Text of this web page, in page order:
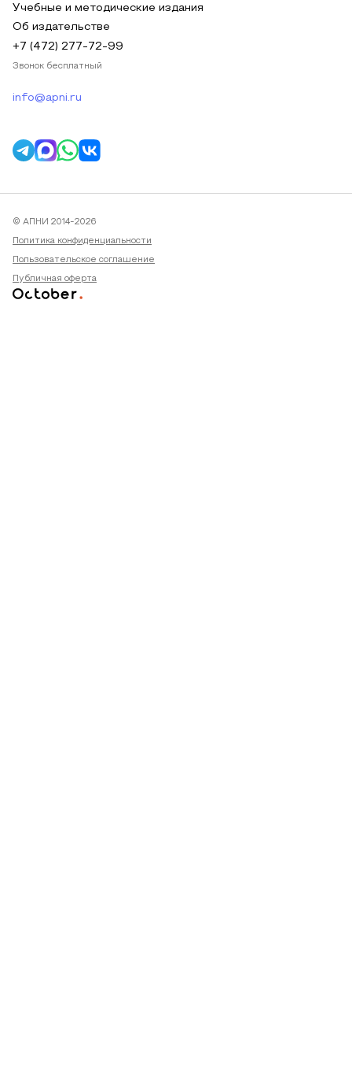
Учебные и методические издания
Об издательстве
+7 (472) 277-72-99
Звонок бесплатный
info@apni.ru
© АПНИ 2014-2026
Политика конфиденциальности
Пользовательское соглашение
Публичная оферта